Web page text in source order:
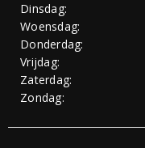
Dinsdag:
Woensdag:
Donderdag:
Vrijdag:
Zaterdag:
Zondag: